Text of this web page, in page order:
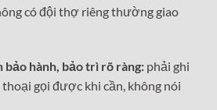
có đội thợ riêng thường giao
bảo hành, bảo trì rõ ràng: phải ghi
gọi được khi cần, không nói